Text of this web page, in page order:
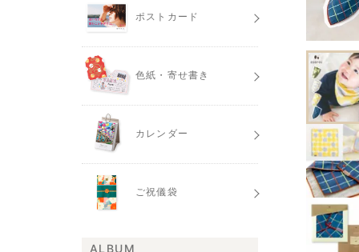
ポストカード
色紙・寄せ書き
カレンダー
ご祝儀袋
ALBUM